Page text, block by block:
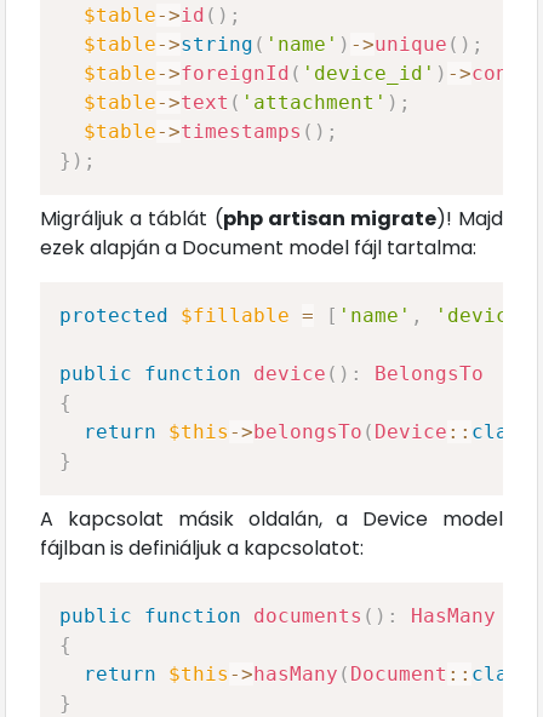
$table->id ( ) ;
$table->string ( 'name' ) ->unique ( ) ;
$table->foreignId ( 'device_id' ) ->
$table->text ( 'attachment' ) ;
$table->timestamps ( ) ;
} ) ;
Migráljuk a táblát (php artisan migrate)! Majd
ezek alapján a Document model fájl tartalma:
protected $fillable = [ 'name' ,
public function device ( ) :
BelongsTo
{
return
$this ->belongsTo ( Device :: class
}
A kapcsolat másik oldalán, a Device model
fájlban is definiáljuk a kapcsolatot:
public function documents ( ) :
HasMany
{
return
$this ->hasMany ( Document :: class
}